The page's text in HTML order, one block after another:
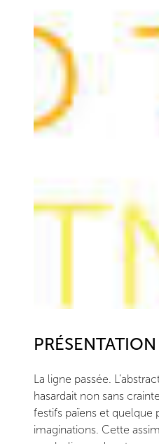
PRÉSENTATION
La ligne passée.
hasardait non sans
festifs païens et quelque
imaginations. Cette